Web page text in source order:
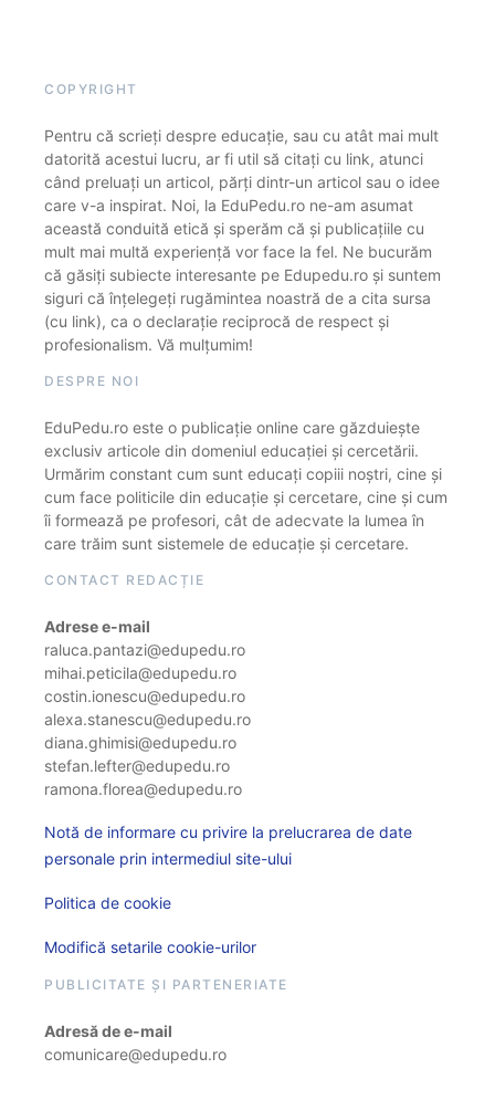
COPYRIGHT
Pentru că scrieți despre educație, sau cu atât mai mult
datorită acestui lucru, ar fi util să citați cu link, atunci
când preluați un articol, părți dintr-un articol sau o idee
care v-a inspirat. Noi, la EduPedu.ro ne-am asumat
această conduită etică și sperăm că și publicațiile cu
mult mai multă experiență vor face la fel. Ne bucurăm
că găsiți subiecte interesante pe Edupedu.ro și suntem
siguri că înțelegeți rugămintea noastră de a cita sursa
(cu link), ca o declarație reciprocă de respect și
profesionalism. Vă mulțumim!
DESPRE NOI
EduPedu.ro este o publicație online care găzduiește
exclusiv articole din domeniul educației și cercetării.
Urmărim constant cum sunt educați copiii noștri, cine și
cum face politicile din educație și cercetare, cine și cum
îi formează pe profesori, cât de adecvate la lumea în
care trăim sunt sistemele de educație și cercetare.
CONTACT REDACȚIE
Adrese e-mail
raluca.pantazi@edupedu.ro
mihai.peticila@edupedu.ro
costin.ionescu@edupedu.ro
alexa.stanescu@edupedu.ro
diana.ghimisi@edupedu.ro
stefan.lefter@edupedu.ro
ramona.florea@edupedu.ro
Notă de informare cu privire la prelucrarea de date
personale prin intermediul site-ului
Politica de cookie
Modifică setarile cookie-urilor
PUBLICITATE ȘI PARTENERIATE
Adresă de e-mail
comunicare@edupedu.ro